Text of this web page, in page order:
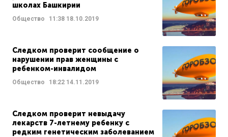
школах Башкирии
Общество 11:38 18.10.2019
Следком проверит сообщение о
нарушении прав женщины с
ребенком-инвалидом
Общество 18:22 14.11.2019
Следком проверит невыдачу
лекарств 7-летнему ребенку с
редким генетическим заболеванием